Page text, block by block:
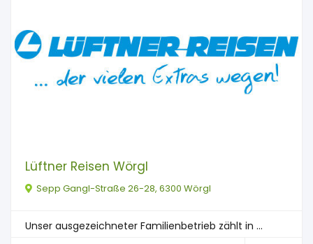
Lüftner Reisen Wörgl
Sepp Gangl-Straße 26-28, 6300 Wörgl
Unser ausgezeichneter Familienbetrieb zählt in ...